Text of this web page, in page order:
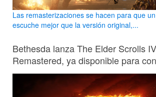
Las remasterizaciones se hacen para que
escuche mejor que la versión original,...
Bethesda lanza The Elder Scrolls
Remastered, ya disponible para